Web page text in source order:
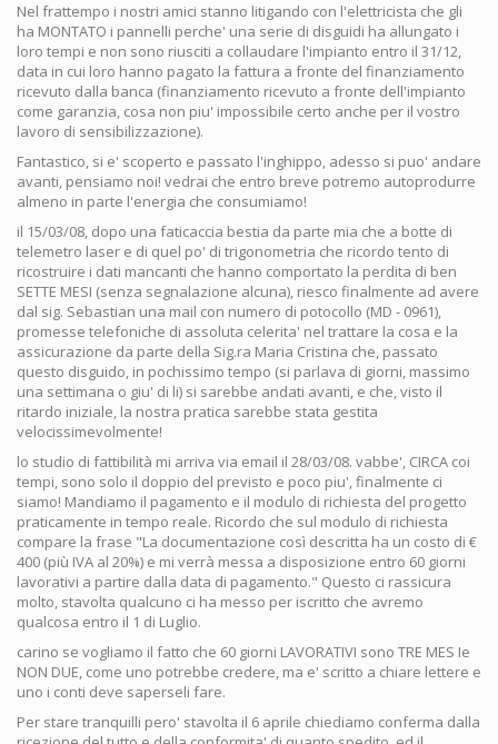
Nel frattempo i nostri amici stanno litigando con l'elettricista che gli
ha MONTATO i pannelli perche' una serie di disguidi ha allungato i
loro tempi e non sono riusciti a collaudare l'impianto entro il 31/12,
data in cui loro hanno pagato la fattura a fronte del finanziamento
ricevuto dalla banca (finanziamento ricevuto a fronte dell'impianto
come garanzia, cosa non piu' impossibile certo anche per il vostro
lavoro di sensibilizzazione).
Fantastico, si e' scoperto e passato l'inghippo, adesso si puo' andare
avanti, pensiamo noi! vedrai che entro breve potremo autoprodurre
almeno in parte l'energia che consumiamo!
il 15/03/08, dopo una faticaccia bestia da parte mia che a botte di
telemetro laser e di quel po' di trigonometria che ricordo tento di
ricostruire i dati mancanti che hanno comportato la perdita di ben
SETTE MESI (senza segnalazione alcuna), riesco finalmente ad avere
dal sig. Sebastian una mail con numero di potocollo (MD - 0961),
promesse telefoniche di assoluta celerita' nel trattare la cosa e la
assicurazione da parte della Sig.ra Maria Cristina che, passato
questo disguido, in pochissimo tempo (si parlava di giorni, massimo
una settimana o giu' di li) si sarebbe andati avanti, e che, visto il
ritardo iniziale, la nostra pratica sarebbe stata gestita
velocissimevolmente!
lo studio di fattibilità mi arriva via email il 28/03/08. vabbe', CIRCA coi
tempi, sono solo il doppio del previsto e poco piu', finalmente ci
siamo! Mandiamo il pagamento e il modulo di richiesta del progetto
praticamente in tempo reale. Ricordo che sul modulo di richiesta
compare la frase "La documentazione così descritta ha un costo di €
400 (più IVA al 20%) e mi verrà messa a disposizione entro 60 giorni
lavorativi a partire dalla data di pagamento." Questo ci rassicura
molto, stavolta qualcuno ci ha messo per iscritto che avremo
qualcosa entro il 1 di Luglio.
carino se vogliamo il fatto che 60 giorni LAVORATIVI sono TRE MES Ie
NON DUE, come uno potrebbe credere, ma e' scritto a chiare lettere e
uno i conti deve saperseli fare.
Per stare tranquilli pero' stavolta il 6 aprile chiediamo conferma dalla